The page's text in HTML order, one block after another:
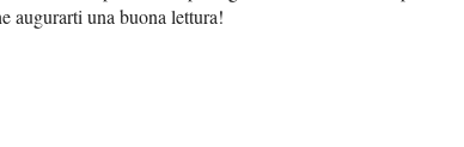
augurarti una buona lettura!